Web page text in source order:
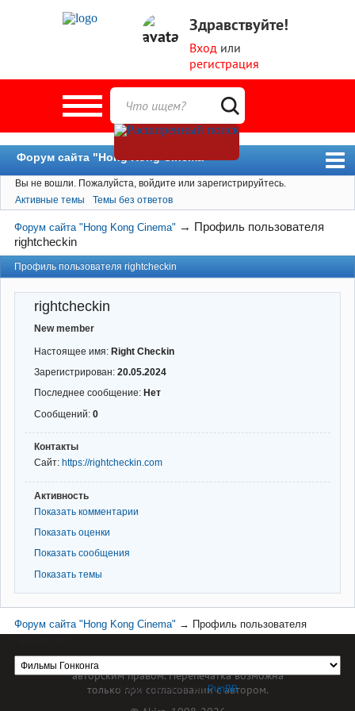
Здравствуйте!
Вход или
регистрация
Форум сайта "Hong Kong Cinema"
Форум
Новости
Пользователи
Поиск
Вы не вошли. Пожалуйста, войдите или зарегистрируйтесь.
Активные темы
Темы без ответов
Форум сайта "Hong Kong Cinema" → Профиль пользователя
rightcheckin
Профиль пользователя rightcheckin
rightcheckin
New member
Настоящее имя: Right Checkin
Зарегистрирован: 20.05.2024
Последнее сообщение: Нет
Сообщений: 0
Контакты
Сайт: https://rightcheckin.com
Активность
Показать комментарии
Показать оценки
Показать сообщения
Показать темы
Форум сайта "Hong Kong Cinema" → Профиль пользователя
Форум работает наPunBB
Материал сайта hkcinema.ru защищен
авторским правом. Перепечатка возможна
только при согласовании с автором.